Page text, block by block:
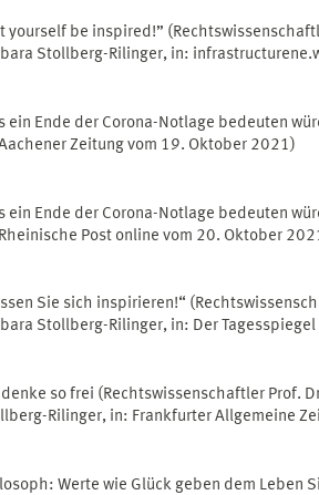
yourself be inspired!”
Stollberg-Rilinger, in:
ein Ende der Corona-Notlage bedeuten
Zeitung vom 19. Oktober 2021)
ein Ende der Corona-Notlage bedeuten
Post online vom 20. Oktober
Sie sich inspirieren!“
Stollberg-Rilinger, in: Der
denke so frei (Rechtswissenschaftler Prof.
Rilinger, in: Frankfurter Allgemeine
Werte wie Glück geben dem Leben